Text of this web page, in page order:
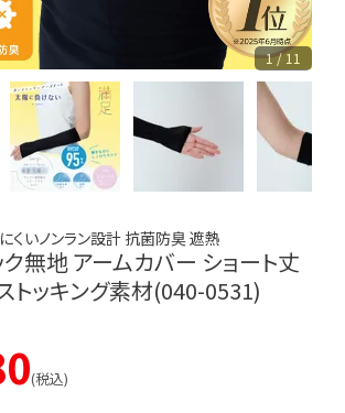
1 / 11
くいノンラン設計 抗菌防臭 遮熱
ク無地 アームカバー ショート丈
トッキング素材(040-0531)
税込